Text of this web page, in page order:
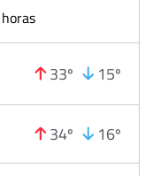
33º 15º
34º 16º